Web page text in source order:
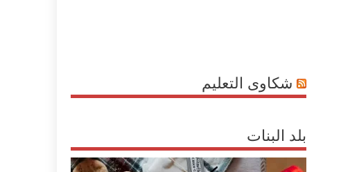
شكاوى التعليم
بلد البنات